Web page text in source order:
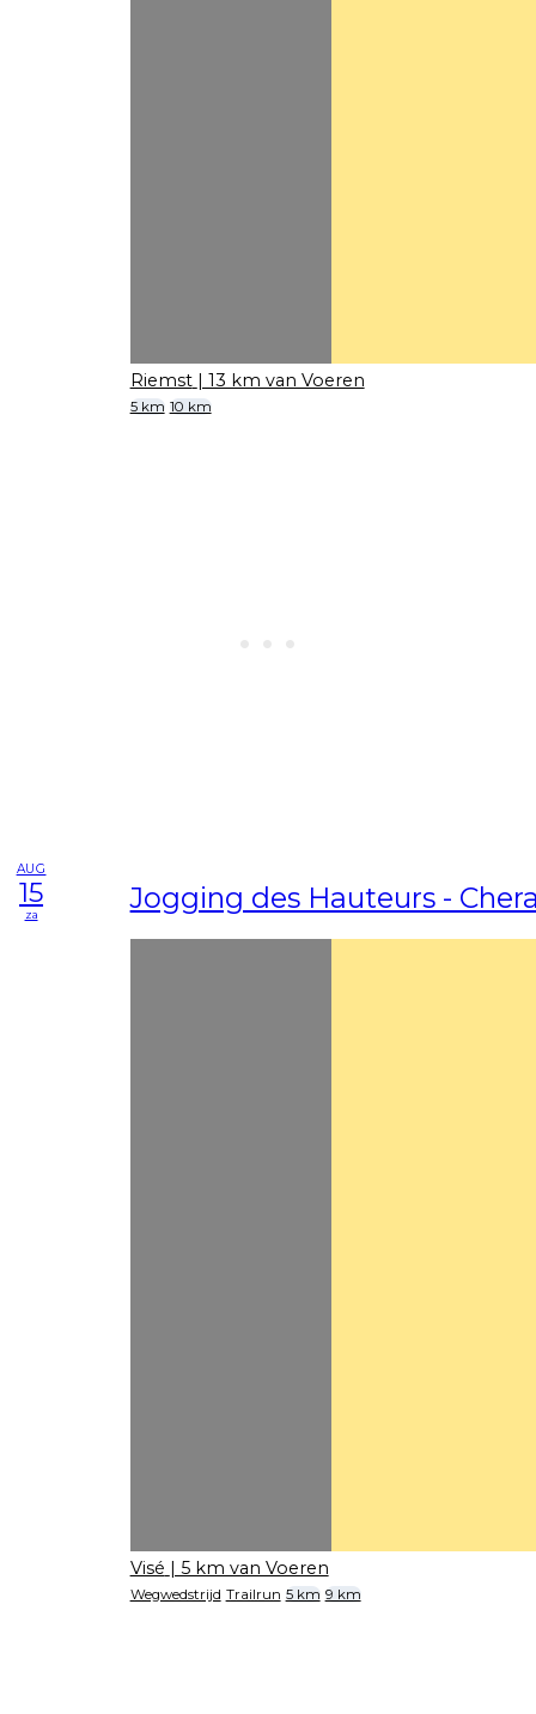
Riemst | 13 km van Voeren
5 km 10 km
AUG
15
za Jogging des Hauteurs -
Visé | 5 km van Voeren
Wegwedstrijd Trailrun 5 km 9 km